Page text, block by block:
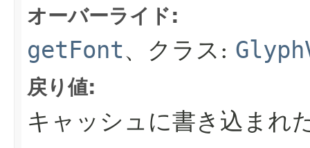
オーバーライド:
getFont、クラス:
戻り値:
キャッシュに書き込まれ